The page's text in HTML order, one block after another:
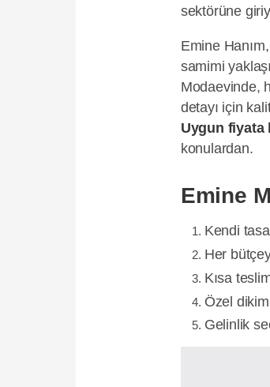
sektörüne
Emine
samimi
Modaevinde,
detayı için
Uygun fiyata
konulardan.
Emine
Kendi
Her
Kısa
Özel
Gelinlik